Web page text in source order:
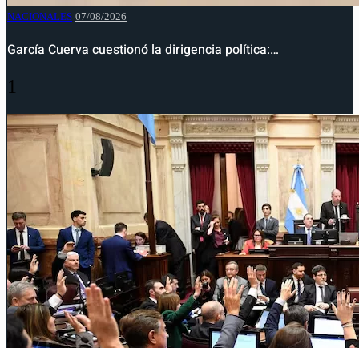
NACIONALES 07/08/2026
García Cuerva cuestionó la dirigencia política:…
1